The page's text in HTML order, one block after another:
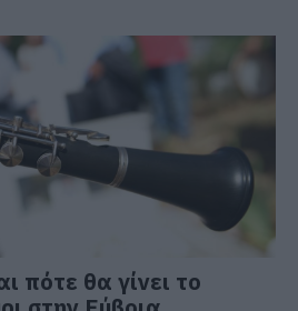
πότε θα γίνει το